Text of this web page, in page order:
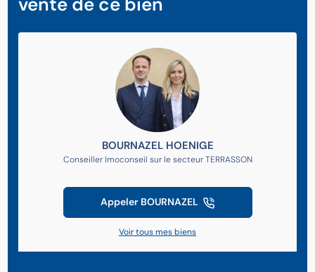
BOURNAZEL HOENIGE
Conseiller Imoconseil sur le secteur TERRASSON
Appeler BOURNAZEL
Voir tous mes biens